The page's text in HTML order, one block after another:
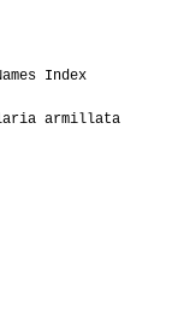
Index
armillata